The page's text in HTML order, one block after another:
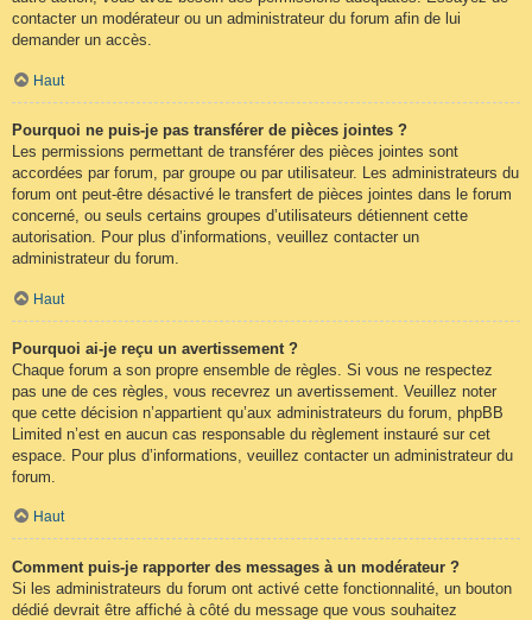
contacter un modérateur ou un administrateur du forum afin de lui
demander un accès.
Haut
Pourquoi ne puis-je pas transférer de pièces jointes ?
Les permissions permettant de transférer des pièces jointes sont
accordées par forum, par groupe ou par utilisateur. Les administrateurs du
forum ont peut-être désactivé le transfert de pièces jointes dans le forum
concerné, ou seuls certains groupes d’utilisateurs détiennent cette
autorisation. Pour plus d’informations, veuillez contacter un
administrateur du forum.
Haut
Pourquoi ai-je reçu un avertissement ?
Chaque forum a son propre ensemble de règles. Si vous ne respectez
pas une de ces règles, vous recevrez un avertissement. Veuillez noter
que cette décision n’appartient qu’aux administrateurs du forum, phpBB
Limited n’est en aucun cas responsable du règlement instauré sur cet
espace. Pour plus d’informations, veuillez contacter un administrateur du
forum.
Haut
Comment puis-je rapporter des messages à un modérateur ?
Si les administrateurs du forum ont activé cette fonctionnalité, un bouton
dédié devrait être affiché à côté du message que vous souhaitez